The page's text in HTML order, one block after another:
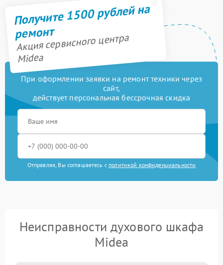
Получите 1500 рублей на
ремонт
Акция сервисного центра
Midea
При оформлении заявки на ремонт техники через
сайт,
действует персональная бессрочная скидка
Отправляя, Вы соглашаетесь с политикой конфиденциальности
Неисправности духового шкафа
Midea